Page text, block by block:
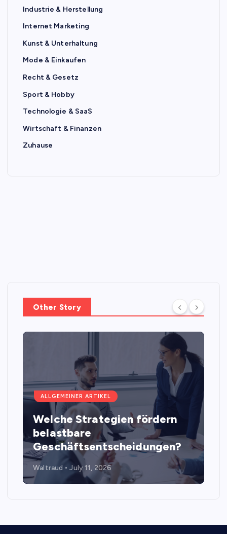
Industrie & Herstellung
Internet Marketing
Kunst & Unterhaltung
Mode & Einkaufen
Recht & Gesetz
Sport & Hobby
Technologie & SaaS
Wirtschaft & Finanzen
Zuhause
Other Story
ALLGEMEINER ARTIKEL
Welche Strategien fördern
belastbare
Geschäftsentscheidungen?
Waltraud July 11, 2026